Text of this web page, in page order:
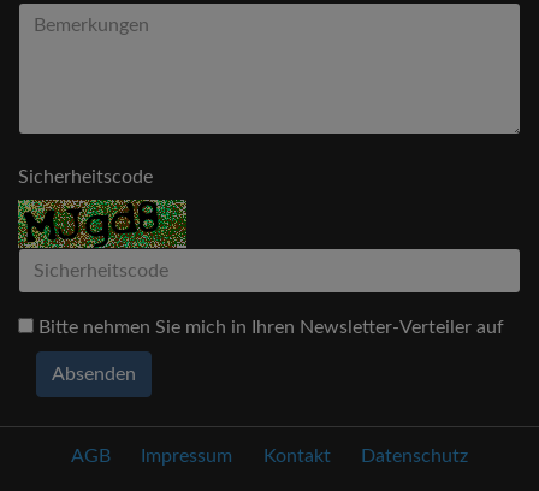
Sicherheitscode
Bitte nehmen Sie mich in Ihren Newsletter-Verteiler auf
Absenden
AGB Impressum Kontakt Datenschutz